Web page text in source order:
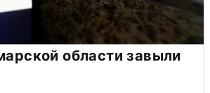
области завыли